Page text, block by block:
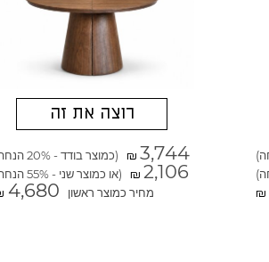
₪
רוצה את זה
₪ 3,744 (כמוצר בודד - 20% הנחה)
₪ 2,106
(או כמוצר שני - 55% הנחה)
מחיר כמוצר ראשון
4,680